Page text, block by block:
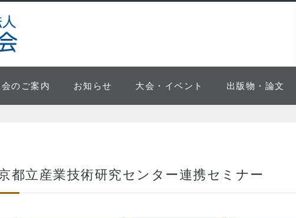
会のご案内 お知らせ 大会・イベント 出版物・論文
都立産業技術研究センター連携セミナー